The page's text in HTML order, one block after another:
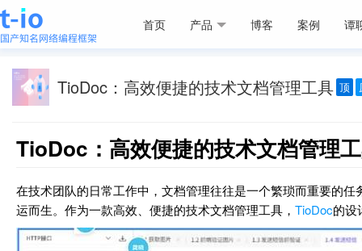
首页 产品 博客 案例 谭
TioDoc：高效便捷的技术文档管理工具 顶
TioDoc：高效便捷的技术文档管理
在技术团队的日常工作中，文档管理往往是一个繁琐而重要的
运而生。作为一款高效、便捷的技术文档管理工具， TioDoc的设